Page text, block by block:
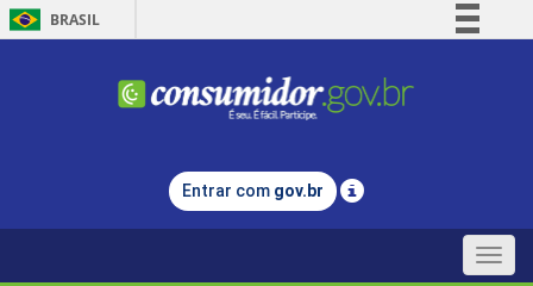
BRASIL
Comunica BR
Legislação
Entrar com gov.br
Toggle